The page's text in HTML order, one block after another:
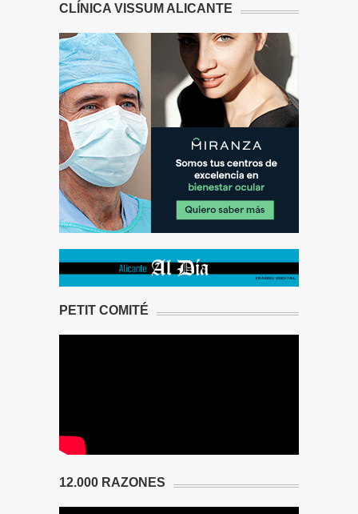
CLÍNICA VISSUM ALICANTE
PETIT COMITÉ
12.000 RAZONES